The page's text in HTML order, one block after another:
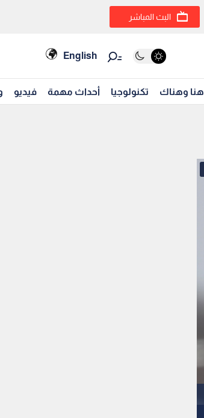
البث المباشر
English
هنا وهناك تكنولوجيا أحداث مهمة فيديو